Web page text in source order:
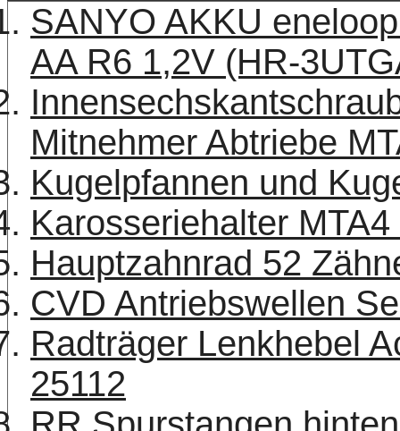
SANYO AKKU
AA R6 1,2V (HR-
Mitnehmer Abtriebe
Kugelpfannen und
Karosseriehalter
Hauptzahnrad 52
CVD Antriebswellen
Radträger Lenkhebel
25112